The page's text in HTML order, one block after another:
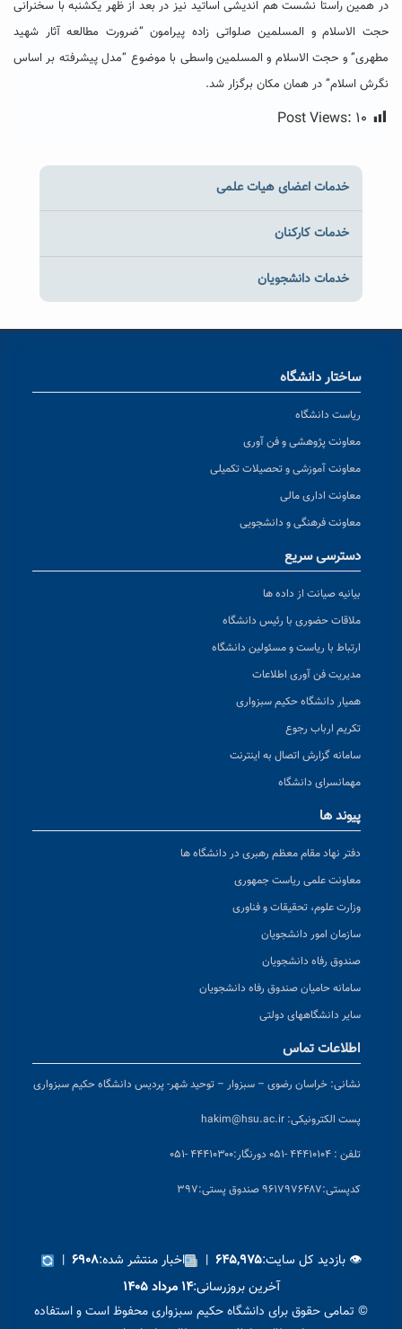
در همین راستا نشست هم اندیشی اساتید نیز در بعد از ظهر یکشنبه با سخنرانی
حجت الاسلام و المسلمین صلواتی زاده پیرامون “ضرورت مطالعه آثار شهید
مطهری” و حجت الاسلام و المسلمین واسطی با موضوع “مدل پیشرفته بر اساس
نگرش اسلام” در همان مکان برگزار شد.
Post Views: ۱۰
خدمات اعضای هیات علمی
خدمات کارکنان
خدمات دانشجویان
ساختار دانشگاه
ریاست دانشگاه
معاونت پژوهشی و فن آوری
معاونت آموزشی و تحصیلات تکمیلی
معاونت اداری مالی
معاونت فرهنگی و دانشجویی
دسترسی سریع
بیانیه صیانت از داده ها
ملاقات حضوری با رئیس دانشگاه
ارتباط با ریاست و مسئولین دانشگاه
مدیریت فن آوری اطلاعات
همیار دانشگاه حکیم سبزواری
تکریم ارباب رجوع
سامانه گزارش اتصال به اینترنت
مهمانسرای دانشگاه
پیوند ها
دفتر نهاد مقام معظم رهبری در دانشگاه ها
معاونت علمی ریاست جمهوری
وزارت علوم، تحقیقات و فناوری
سازمان امور دانشجویان
صندوق رفاه دانشجویان
سامانه حامیان صندوق رفاه دانشجویان
سایر دانشگاههای دولتی
اطلاعات تماس
نشانی: خراسان رضوی – سبزوار – توحید شهر- پردیس دانشگاه حکیم سبزواری
پست الکترونیکی: hakim@hsu.ac.ir
تلفن : ۴۴۴۱۰۱۰۴ -۰۵۱ دورنگار:۴۴۴۱۰۳۰۰ -۰۵۱
کدپستی:۹۶۱۷۹۷۶۴۸۷ صندوق پستی:۳۹۷
👁 بازدید کل سایت:۶۴۵,۹۷۵ | اخبار منتشر شده:۶۹۰۸ |
آخرین بروزرسانی:۱۴ مرداد ۱۴۰۵
© تمامی حقوق برای دانشگاه حکیم سبزواری محفوظ است و استفاده